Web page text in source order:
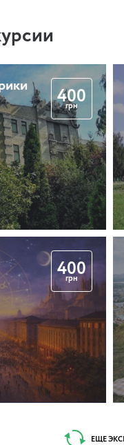
400
грн
400
грн
ЕЩЕ